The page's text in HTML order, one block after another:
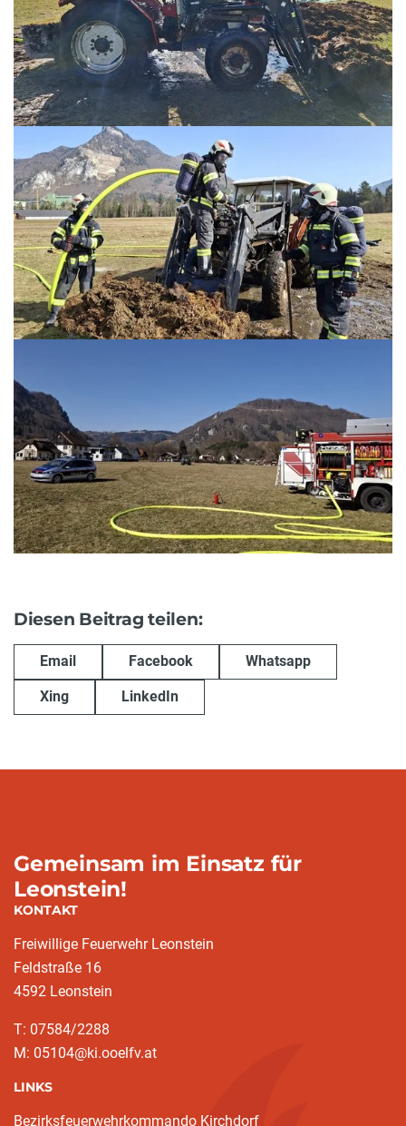
Diesen Beitrag teilen:
Email Facebook Whatsapp
Xing LinkedIn
Gemeinsam im Einsatz für
Leonstein!
KONTAKT
Freiwillige Feuerwehr Leonstein
Feldstraße 16
4592 Leonstein
T: 07584/2288
M: 05104@ki.ooelfv.at
LINKS
Bezirksfeuerwehrkommando Kirchdorf